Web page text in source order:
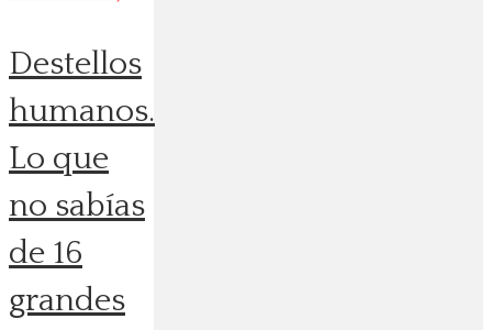
Destellos
humanos.
Lo que
no sabías
de 16
grandes